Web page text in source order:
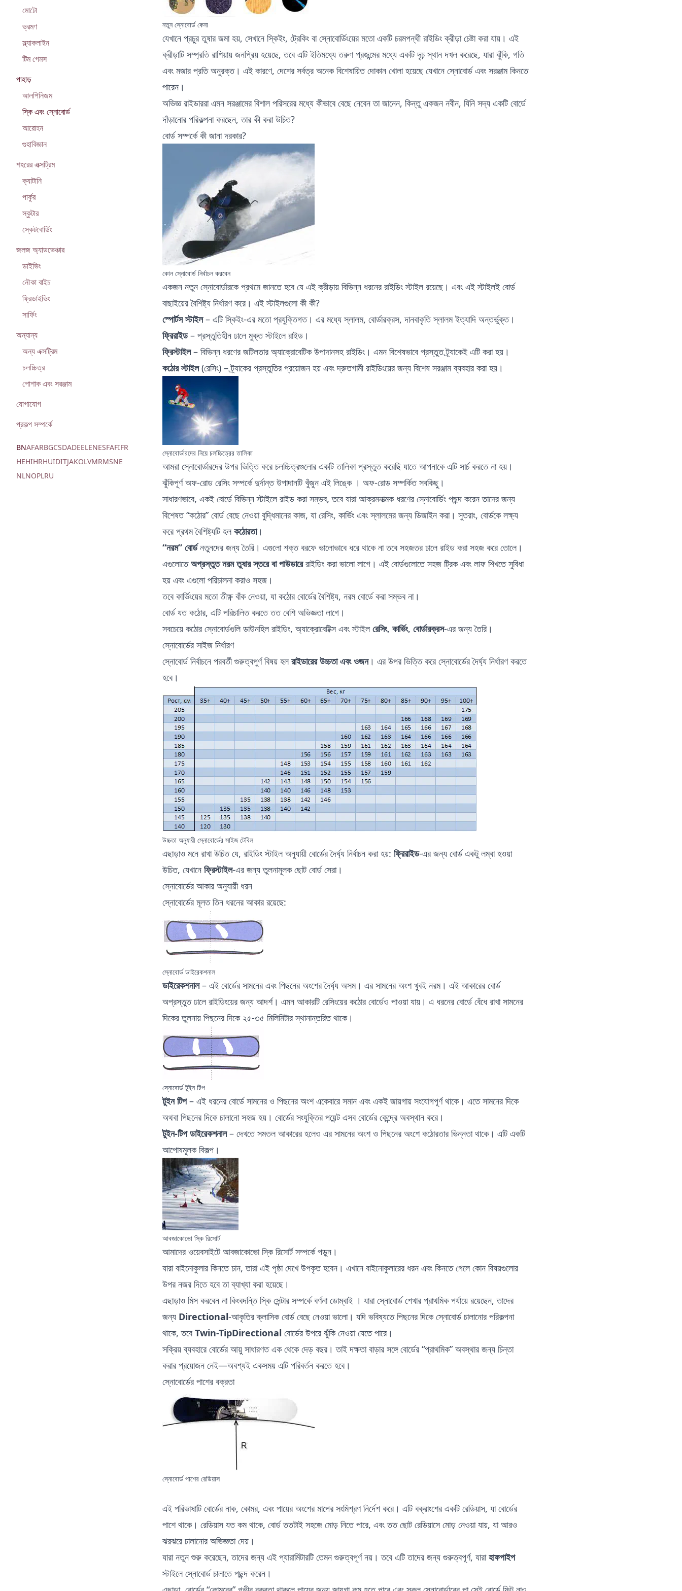
মোটো
ভ্রমণ
স্ল্যাকলাইন
টিম গেমস
পাহাড়
আলপিনিজম
স্কি এবং স্নোবোর্ড
আরোহন
গুহাবিজ্ঞান
শহরের এক্সট্রিম
ক্যাটানি
পার্কুর
স্কুটার
স্কেটবোর্ডিং
জলজ অ্যাডভেঞ্চার
ডাইভিং
নৌকা বাইচ
ফ্রিডাইভিং
সার্ফিং
অন্যান্য
অন্য এক্সট্রিম
চলচ্চিত্র
পোশাক এবং সরঞ্জাম
যোগাযোগ
প্রকল্প সম্পর্কে
BNAFARBGCSDADEELENESFAFIFR
HEHIHRHUIDITJAKOLVMRMSNE
NLNOPLRU
নতুন স্নোবোর্ড কেনা
যেখানে প্রচুর তুষার জমা হয়, সেখানে স্কিইং, ট্রেকিং বা স্নোবোর্ডিংয়ের মতো একটি চরমপন্থী রাইডিং ক্রীড়া চেষ্টা করা যায়। এই
ক্রীড়াটি সম্প্রতি রাশিয়ায় জনপ্রিয় হয়েছে, তবে এটি ইতিমধ্যে তরুণ প্রজন্মের মধ্যে একটি দৃঢ় স্থান দখল করেছে, যারা ঝুঁকি, গতি
এবং মজার প্রতি অনুরক্ত। এই কারণে, দেশের সর্বত্র অনেক বিশেষায়িত দোকান খোলা হয়েছে যেখানে স্নোবোর্ড এবং সরঞ্জাম কিনতে
পারেন।
অভিজ্ঞ রাইডাররা এমন সরঞ্জামের বিশাল পরিসরের মধ্যে কীভাবে বেছে নেবেন তা জানেন, কিন্তু একজন নবীন, যিনি সদ্য একটি বোর্ডে
দাঁড়ানোর পরিকল্পনা করছেন, তার কী করা উচিত?
বোর্ড সম্পর্কে কী জানা দরকার?
কোন স্নোবোর্ড নির্বাচন করবেন
একজন নতুন স্নোবোর্ডারকে প্রথমে জানতে হবে যে এই ক্রীড়ায় বিভিন্ন ধরনের রাইডিং স্টাইল রয়েছে। এবং এই স্টাইলই বোর্ড
বাছাইয়ের বৈশিষ্ট্য নির্ধারণ করে। এই স্টাইলগুলো কী কী?
স্পোর্টস স্টাইল– এটি স্কিইং-এর মতো প্রযুক্তিগত। এর মধ্যে স্লালম, বোর্ডারক্রস, দানবাকৃতি স্লালম ইত্যাদি অন্তর্ভুক্ত।
ফ্রিরাইড– প্রস্তুতিহীন ঢালে মুক্ত স্টাইলে রাইড।
ফ্রিস্টাইল– বিভিন্ন ধরণের জটিলতার অ্যাক্রোবেটিক উপাদানসহ রাইডিং। এমন বিশেষভাবে প্রস্তুত ট্র্যাকেই এটি করা হয়।
কঠোর স্টাইল(রেসিং) – ট্র্যাকের প্রস্তুতির প্রয়োজন হয় এবং দ্রুতগামী রাইডিংয়ের জন্য বিশেষ সরঞ্জাম ব্যবহার করা হয়।
স্নোবোর্ডারদের নিয়ে চলচ্চিত্রের তালিকা
আমরাস্নোবোর্ডারদের উপর ভিত্তি করে চলচ্চিত্রগুলোর একটি তালিকাপ্রস্তুত করেছি যাতে আপনাকে এটি সার্চ করতে না হয়।
ঝুঁকিপূর্ণ অফ-রোড রেসিং সম্পর্কে দুর্দান্ত উপাদানটি খুঁজুন এই লিঙ্কে। অফ-রোড সম্পর্কিত সবকিছু।
সাধারণভাবে, একই বোর্ডে বিভিন্ন স্টাইলে রাইড করা সম্ভব, তবে যারা আক্রমনাত্মক ধরণের স্নোবোর্ডিং পছন্দ করেন তাদের জন্য
বিশেষত “কঠোর” বোর্ড বেছে নেওয়া বুদ্ধিমানের কাজ, যা রেসিং, কার্ভিং এবং স্লালমের জন্য ডিজাইন করা। সুতরাং, বোর্ডকে লক্ষ্য
করে প্রথম বৈশিষ্ট্যটি হলকঠোরতা।
“নরম” বোর্ডনতুনদের জন্য তৈরি। এগুলো শক্ত বরফে ভালোভাবে ধরে থাকে না তবে সহজতর ঢালে রাইড করা সহজ করে তোলে।
এগুলোতেঅপ্রস্তুত নরম তুষার স্তরে বা পাউডারেরাইডিং করা ভালো লাগে। এই বোর্ডগুলোতে সহজ ট্রিক এবং লাফ শিখতে সুবিধা
হয় এবং এগুলো পরিচালনা করাও সহজ।
তবে কার্ভিংয়ের মতো তীক্ষ্ণ বাঁক নেওয়া, যা কঠোর বোর্ডের বৈশিষ্ট্য, নরম বোর্ডে করা সম্ভব না।
বোর্ড যত কঠোর, এটি পরিচালিত করতে তত বেশি অভিজ্ঞতা লাগে।
সবচেয়ে কঠোর স্নোবোর্ডগুলি ডাউনহিল রাইডিং, অ্যাক্রোবেটিক্স এবং স্টাইলরেসিং, কার্ভিং, বোর্ডারক্রস-এর জন্য তৈরি।
স্নোবোর্ডের সাইজ নির্ধারণ
স্নোবোর্ড নির্বাচনে পরবর্তী গুরুত্বপুর্ণ বিষয় হলরাইডারের উচ্চতা এবং ওজন। এর উপর ভিত্তি করে স্নোবোর্ডের দৈর্ঘ্য নির্ধারণ করতে
হবে।
উচ্চতা অনুযায়ী স্নোবোর্ডের সাইজ টেবিল
এছাড়াও মনে রাখা উচিত যে, রাইডিং স্টাইল অনুযায়ী বোর্ডের দৈর্ঘ্য নির্বাচন করা হয়: ফ্রিরাইড-এর জন্য বোর্ড একটু লম্বা হওয়া
উচিত, যেখানে ফ্রিস্টাইল-এর জন্য তুলনামূলক ছোট বোর্ড সেরা।
স্নোবোর্ডের আকার অনুযায়ী ধরন
স্নোবোর্ডের মূলত তিন ধরনের আকার রয়েছে:
স্নোবোর্ড ডাইরেকশনাল
ডাইরেকশনাল– এই বোর্ডের সামনের এবং পিছনের অংশের দৈর্ঘ্য অসম। এর সামনের অংশ খুবই নরম। এই আকারের বোর্ড
অপ্রস্তুত ঢালে রাইডিংয়ের জন্য আদর্শ। এমন আকারটি রেসিংয়ের কঠোর বোর্ডেও পাওয়া যায়। এ ধরনের বোর্ডে বেঁধে রাখা সামনের
দিকের তুলনায় পিছনের দিকে ২৫-৩৫ মিলিমিটার স্থানান্তরিত থাকে।
স্নোবোর্ড টুইন টিপ
টুইন টিপ– এই ধরনের বোর্ডে সামনের ও পিছনের অংশ একেবারে সমান এবং একই জায়গায় সংযোগপূর্ণ থাকে। এতে সামনের দিকে
অথবা পিছনের দিকে চালানো সহজ হয়। বোর্ডের সংযুক্তির পয়েন্ট এসব বোর্ডের কেন্দ্রে অবস্থান করে।
টুইন-টিপ ডাইরেকশনাল– দেখতে সমতল আকারের হলেও এর সামনের অংশ ও পিছনের অংশে কঠোরতার ভিন্নতা থাকে। এটি একটি
আপোষমূলক বিকল্প।
আবজাকোভো স্কি রিসোর্ট
আমাদের ওয়েবসাইটেআবজাকোভো স্কি রিসোর্টসম্পর্কে পড়ুন।
যারা বাইনোকুলার কিনতে চান, তারাএই পৃষ্ঠাদেখে উপকৃত হবেন। এখানে বাইনোকুলারের ধরন এবং কিনতে গেলে কোন বিষয়গুলোর
উপর নজর দিতে হবে তা ব্যাখ্যা করা হয়েছে।
এছাড়াও মিস করবেন না কিংবদন্তি স্কি সেন্টার সম্পর্কে বর্ণনাডোম্বাই । যারা স্নোবোর্ড শেখার প্রাথমিক পর্যায়ে রয়েছেন, তাদের
জন্য Directional-আকৃতির ক্লাসিক বোর্ড বেছে নেওয়া ভালো। যদি ভবিষ্যতে পিছনের দিকে স্নোবোর্ড চালানোর পরিকল্পনা
থাকে, তবে Twin-TipDirectional বোর্ডের উপরে ঝুঁকি নেওয়া যেতে পারে।
সক্রিয় ব্যবহারে বোর্ডের আয়ু সাধারণত এক থেকে দেড় বছর। তাই দক্ষতা বাড়ার সঙ্গে বোর্ডের “প্রাথমিক” অবস্থার জন্য চিন্তা
করার প্রয়োজন নেই—অবশ্যই একসময় এটি পরিবর্তন করতে হবে।
স্নোবোর্ডের পাশের বক্রতা
স্নোবোর্ড পাশের রেডিয়াস
এই পরিভাষাটি বোর্ডের নাক, কোমর, এবং পায়ের অংশের মাপের সংমিশ্রণ নির্দেশ করে। এটি বক্রাংশের একটি রেডিয়াস, যা বোর্ডের
পাশে থাকে। রেডিয়াস যত কম থাকে, বোর্ড ততটাই সহজে মোড় নিতে পারে, এবং তত ছোট রেডিয়াসে মোড় নেওয়া যায়, যা আরও
ঝরঝরে চালানোর অভিজ্ঞতা দেয়।
যারা নতুন শুরু করেছেন, তাদের জন্য এই প্যারামিটারটি তেমন গুরুত্বপূর্ণ নয়। তবে এটি তাদের জন্য গুরুত্বপূর্ণ, যারাহাফপাইপ
স্টাইলে স্নোবোর্ড চালাতে পছন্দ করেন।